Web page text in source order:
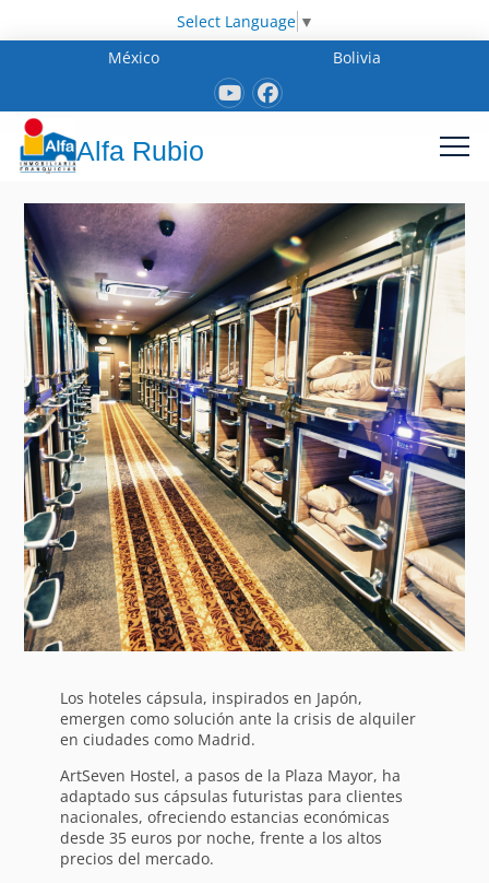
Select Language ▼
México
Bolivia
Alfa Rubio
Los hoteles cápsula, inspirados en Japón,
emergen como solución ante la crisis de alquiler
en ciudades como Madrid.
ArtSeven Hostel, a pasos de la Plaza Mayor, ha
adaptado sus cápsulas futuristas para clientes
nacionales, ofreciendo estancias económicas
desde 35 euros por noche, frente a los altos
precios del mercado.